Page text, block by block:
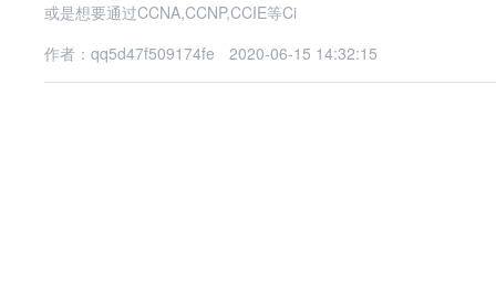
或是想要通过CCNA,CCNP,CCIE等Ci
作者：qq5d47f509174fe
2020-06-15 14:32:15